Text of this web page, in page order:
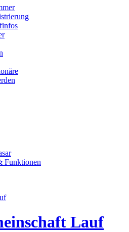
Funktionen
Lauf